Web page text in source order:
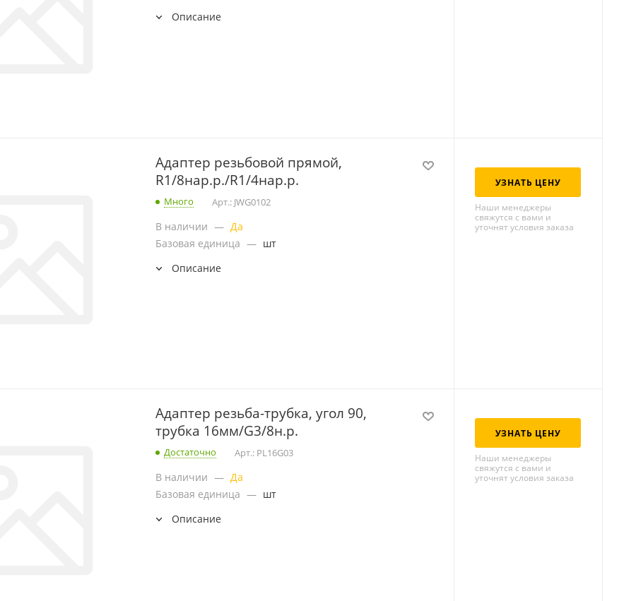
Описание
Адаптер резьбовой прямой,
R1/8нар.р./R1/4нар.р.
Много Арт.: JWG0102
В наличии — Да
Базовая единица — шт
Описание
УЗНАТЬ ЦЕНУ
Наши менеджеры
свяжутся с вами и
уточнят условия заказа
Адаптер резьба-трубка, угол 90,
трубка 16мм/G3/8н.р.
Достаточно Арт.: PL16G03
В наличии — Да
Базовая единица — шт
Описание
УЗНАТЬ ЦЕНУ
Наши менеджеры
свяжутся с вами и
уточнят условия заказа